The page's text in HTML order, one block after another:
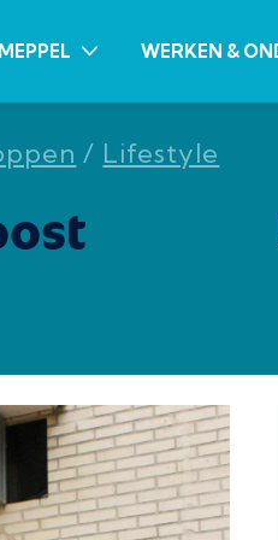
WERKEN &
/ Lifestyle